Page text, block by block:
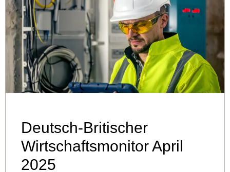
Deutsch-Britischer
Wirtschaftsmonitor April
2025